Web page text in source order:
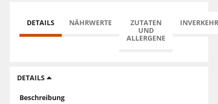
DETAILS NÄHRWERTE
ZUTATEN
UND
ALLERGENE
DETAILS
Beschreibung